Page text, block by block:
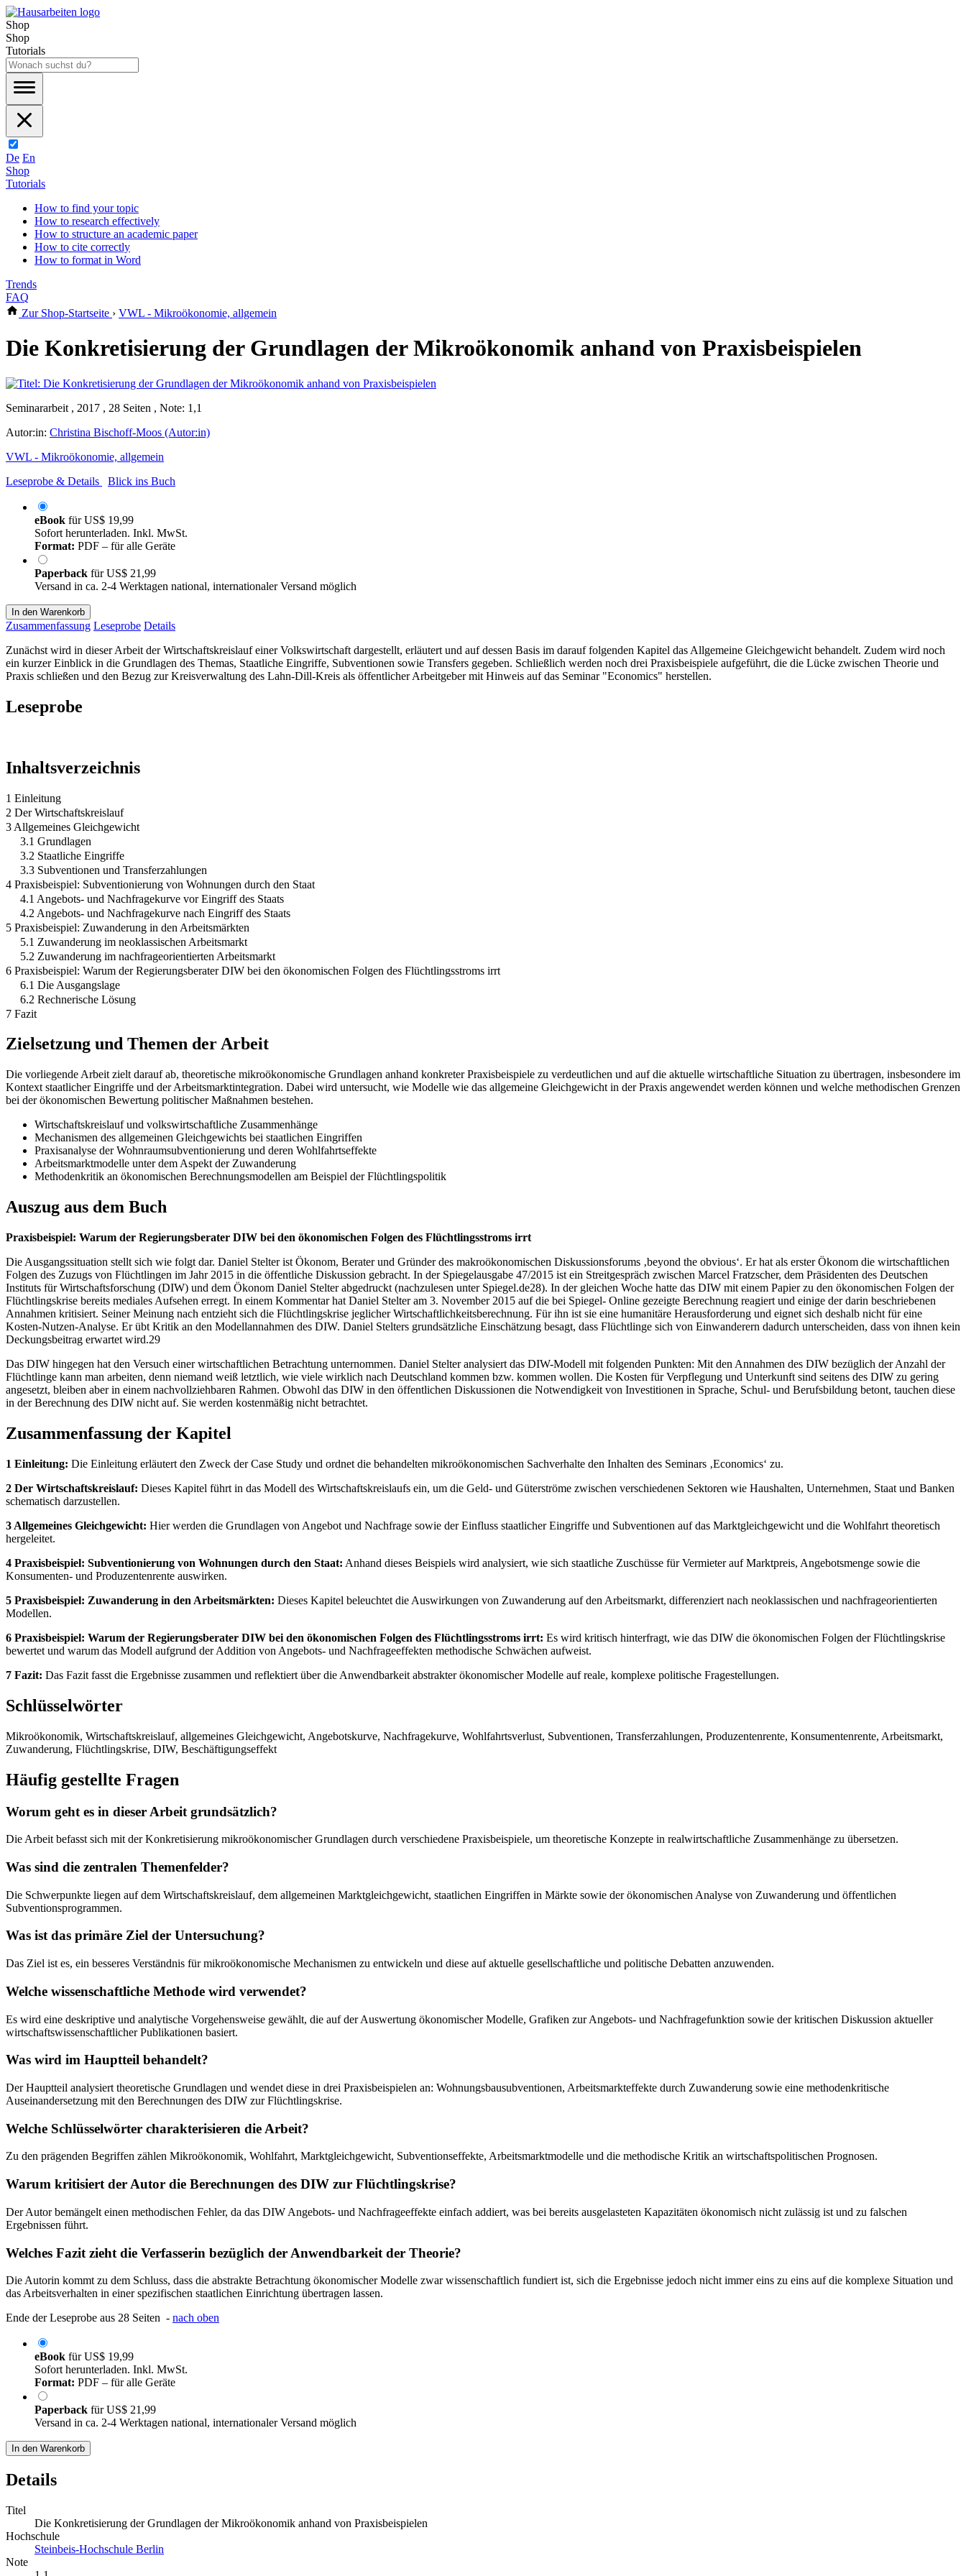
Shop
Shop
Tutorials
De En
Shop
Tutorials
How to find your topic
How to research effectively
How to structure an academic paper
How to cite correctly
How to format in Word
Trends
FAQ
Zur Shop-Startseite › VWL - Mikroökonomie, allgemein
Die Konkretisierung der Grundlagen der Mikroökonomik anhand von Praxisbeispielen
Seminararbeit , 2017 , 28 Seiten , Note: 1,1
Autor:in: Christina Bischoff-Moos (Autor:in)
VWL - Mikroökonomie, allgemein
Leseprobe & Details
Blick ins Buch
eBook fürUS$ 19,99
Sofort herunterladen. Inkl. MwSt.
Format: PDF – für alle Geräte
Paperback fürUS$ 21,99
Versand in ca. 2-4 Werktagen national, internationaler Versand möglich
In den Warenkorb
Zusammenfassung Leseprobe Details
Zunächst wird in dieser Arbeit der Wirtschaftskreislauf einer Volkswirtschaft dargestellt, erläutert und auf dessen Basis im darauf folgenden Kapitel das Allgemeine Gleichgewicht behandelt. Zudem wird noch
ein kurzer Einblick in die Grundlagen des Themas, Staatliche Eingriffe, Subventionen sowie Transfers gegeben. Schließlich werden noch drei Praxisbeispiele aufgeführt, die die Lücke zwischen Theorie und
Praxis schließen und den Bezug zur Kreisverwaltung des Lahn-Dill-Kreis als öffentlicher Arbeitgeber mit Hinweis auf das Seminar "Economics" herstellen.
Leseprobe
Inhaltsverzeichnis
1 Einleitung
2 Der Wirtschaftskreislauf
3 Allgemeines Gleichgewicht
3.1 Grundlagen
3.2 Staatliche Eingriffe
3.3 Subventionen und Transferzahlungen
4 Praxisbeispiel: Subventionierung von Wohnungen durch den Staat
4.1 Angebots- und Nachfragekurve vor Eingriff des Staats
4.2 Angebots- und Nachfragekurve nach Eingriff des Staats
5 Praxisbeispiel: Zuwanderung in den Arbeitsmärkten
5.1 Zuwanderung im neoklassischen Arbeitsmarkt
5.2 Zuwanderung im nachfrageorientierten Arbeitsmarkt
6 Praxisbeispiel: Warum der Regierungsberater DIW bei den ökonomischen Folgen des Flüchtlingsstroms irrt
6.1 Die Ausgangslage
6.2 Rechnerische Lösung
7 Fazit
Zielsetzung und Themen der Arbeit
Die vorliegende Arbeit zielt darauf ab, theoretische mikroökonomische Grundlagen anhand konkreter Praxisbeispiele zu verdeutlichen und auf die aktuelle wirtschaftliche Situation zu übertragen, insbesondere im
Kontext staatlicher Eingriffe und der Arbeitsmarktintegration. Dabei wird untersucht, wie Modelle wie das allgemeine Gleichgewicht in der Praxis angewendet werden können und welche methodischen Grenzen
bei der ökonomischen Bewertung politischer Maßnahmen bestehen.
Wirtschaftskreislauf und volkswirtschaftliche Zusammenhänge
Mechanismen des allgemeinen Gleichgewichts bei staatlichen Eingriffen
Praxisanalyse der Wohnraumsubventionierung und deren Wohlfahrtseffekte
Arbeitsmarktmodelle unter dem Aspekt der Zuwanderung
Methodenkritik an ökonomischen Berechnungsmodellen am Beispiel der Flüchtlingspolitik
Auszug aus dem Buch
Praxisbeispiel: Warum der Regierungsberater DIW bei den ökonomischen Folgen des Flüchtlingsstroms irrt
Die Ausgangssituation stellt sich wie folgt dar. Daniel Stelter ist Ökonom, Berater und Gründer des makroökonomischen Diskussionsforums ‚beyond the obvious‘. Er hat als erster Ökonom die wirtschaftlichen
Folgen des Zuzugs von Flüchtlingen im Jahr 2015 in die öffentliche Diskussion gebracht. In der Spiegelausgabe 47/2015 ist ein Streitgespräch zwischen Marcel Fratzscher, dem Präsidenten des Deutschen
Instituts für Wirtschaftsforschung (DIW) und dem Ökonom Daniel Stelter abgedruckt (nachzulesen unter Spiegel.de28). In der gleichen Woche hatte das DIW mit einem Papier zu den ökonomischen Folgen der
Flüchtlingskrise bereits mediales Aufsehen erregt. In einem Kommentar hat Daniel Stelter am 3. November 2015 auf die bei Spiegel- Online gezeigte Berechnung reagiert und einige der darin beschriebenen
Annahmen kritisiert. Seiner Meinung nach entzieht sich die Flüchtlingskrise jeglicher Wirtschaftlichkeitsberechnung. Für ihn ist sie eine humanitäre Herausforderung und eignet sich deshalb nicht für eine
Kosten-Nutzen-Analyse. Er übt Kritik an den Modellannahmen des DIW. Daniel Stelters grundsätzliche Einschätzung besagt, dass Flüchtlinge sich von Einwanderern dadurch unterscheiden, dass von ihnen kein
Deckungsbeitrag erwartet wird.29
Das DIW hingegen hat den Versuch einer wirtschaftlichen Betrachtung unternommen. Daniel Stelter analysiert das DIW-Modell mit folgenden Punkten: Mit den Annahmen des DIW bezüglich der Anzahl der
Flüchtlinge kann man arbeiten, denn niemand weiß letztlich, wie viele wirklich nach Deutschland kommen bzw. kommen wollen. Die Kosten für Verpflegung und Unterkunft sind seitens des DIW zu gering
angesetzt, bleiben aber in einem nachvollziehbaren Rahmen. Obwohl das DIW in den öffentlichen Diskussionen die Notwendigkeit von Investitionen in Sprache, Schul- und Berufsbildung betont, tauchen diese
in der Berechnung des DIW nicht auf. Sie werden kostenmäßig nicht betrachtet.
Zusammenfassung der Kapitel
1 Einleitung: Die Einleitung erläutert den Zweck der Case Study und ordnet die behandelten mikroökonomischen Sachverhalte den Inhalten des Seminars ‚Economics‘ zu.
2 Der Wirtschaftskreislauf: Dieses Kapitel führt in das Modell des Wirtschaftskreislaufs ein, um die Geld- und Güterströme zwischen verschiedenen Sektoren wie Haushalten, Unternehmen, Staat und Banken
schematisch darzustellen.
3 Allgemeines Gleichgewicht: Hier werden die Grundlagen von Angebot und Nachfrage sowie der Einfluss staatlicher Eingriffe und Subventionen auf das Marktgleichgewicht und die Wohlfahrt theoretisch
hergeleitet.
4 Praxisbeispiel: Subventionierung von Wohnungen durch den Staat: Anhand dieses Beispiels wird analysiert, wie sich staatliche Zuschüsse für Vermieter auf Marktpreis, Angebotsmenge sowie die
Konsumenten- und Produzentenrente auswirken.
5 Praxisbeispiel: Zuwanderung in den Arbeitsmärkten: Dieses Kapitel beleuchtet die Auswirkungen von Zuwanderung auf den Arbeitsmarkt, differenziert nach neoklassischen und nachfrageorientierten
Modellen.
6 Praxisbeispiel: Warum der Regierungsberater DIW bei den ökonomischen Folgen des Flüchtlingsstroms irrt: Es wird kritisch hinterfragt, wie das DIW die ökonomischen Folgen der Flüchtlingskrise
bewertet und warum das Modell aufgrund der Addition von Angebots- und Nachfrageeffekten methodische Schwächen aufweist.
7 Fazit: Das Fazit fasst die Ergebnisse zusammen und reflektiert über die Anwendbarkeit abstrakter ökonomischer Modelle auf reale, komplexe politische Fragestellungen.
Schlüsselwörter
Mikroökonomik, Wirtschaftskreislauf, allgemeines Gleichgewicht, Angebotskurve, Nachfragekurve, Wohlfahrtsverlust, Subventionen, Transferzahlungen, Produzentenrente, Konsumentenrente, Arbeitsmarkt,
Zuwanderung, Flüchtlingskrise, DIW, Beschäftigungseffekt
Häufig gestellte Fragen
Worum geht es in dieser Arbeit grundsätzlich?
Die Arbeit befasst sich mit der Konkretisierung mikroökonomischer Grundlagen durch verschiedene Praxisbeispiele, um theoretische Konzepte in realwirtschaftliche Zusammenhänge zu übersetzen.
Was sind die zentralen Themenfelder?
Die Schwerpunkte liegen auf dem Wirtschaftskreislauf, dem allgemeinen Marktgleichgewicht, staatlichen Eingriffen in Märkte sowie der ökonomischen Analyse von Zuwanderung und öffentlichen
Subventionsprogrammen.
Was ist das primäre Ziel der Untersuchung?
Das Ziel ist es, ein besseres Verständnis für mikroökonomische Mechanismen zu entwickeln und diese auf aktuelle gesellschaftliche und politische Debatten anzuwenden.
Welche wissenschaftliche Methode wird verwendet?
Es wird eine deskriptive und analytische Vorgehensweise gewählt, die auf der Auswertung ökonomischer Modelle, Grafiken zur Angebots- und Nachfragefunktion sowie der kritischen Diskussion aktueller
wirtschaftswissenschaftlicher Publikationen basiert.
Was wird im Hauptteil behandelt?
Der Hauptteil analysiert theoretische Grundlagen und wendet diese in drei Praxisbeispielen an: Wohnungsbausubventionen, Arbeitsmarkteffekte durch Zuwanderung sowie eine methodenkritische
Auseinandersetzung mit den Berechnungen des DIW zur Flüchtlingskrise.
Welche Schlüsselwörter charakterisieren die Arbeit?
Zu den prägenden Begriffen zählen Mikroökonomik, Wohlfahrt, Marktgleichgewicht, Subventionseffekte, Arbeitsmarktmodelle und die methodische Kritik an wirtschaftspolitischen Prognosen.
Warum kritisiert der Autor die Berechnungen des DIW zur Flüchtlingskrise?
Der Autor bemängelt einen methodischen Fehler, da das DIW Angebots- und Nachfrageeffekte einfach addiert, was bei bereits ausgelasteten Kapazitäten ökonomisch nicht zulässig ist und zu falschen
Ergebnissen führt.
Welches Fazit zieht die Verfasserin bezüglich der Anwendbarkeit der Theorie?
Die Autorin kommt zu dem Schluss, dass die abstrakte Betrachtung ökonomischer Modelle zwar wissenschaftlich fundiert ist, sich die Ergebnisse jedoch nicht immer eins zu eins auf die komplexe Situation und
das Arbeitsverhalten in einer spezifischen staatlichen Einrichtung übertragen lassen.
Ende der Leseprobe aus 28 Seiten - nach oben
eBook fürUS$ 19,99
Sofort herunterladen. Inkl. MwSt.
Format: PDF – für alle Geräte
Paperback fürUS$ 21,99
Versand in ca. 2-4 Werktagen national, internationaler Versand möglich
In den Warenkorb
Details
Titel
Die Konkretisierung der Grundlagen der Mikroökonomik anhand von Praxisbeispielen
Hochschule
Steinbeis-Hochschule Berlin
Note